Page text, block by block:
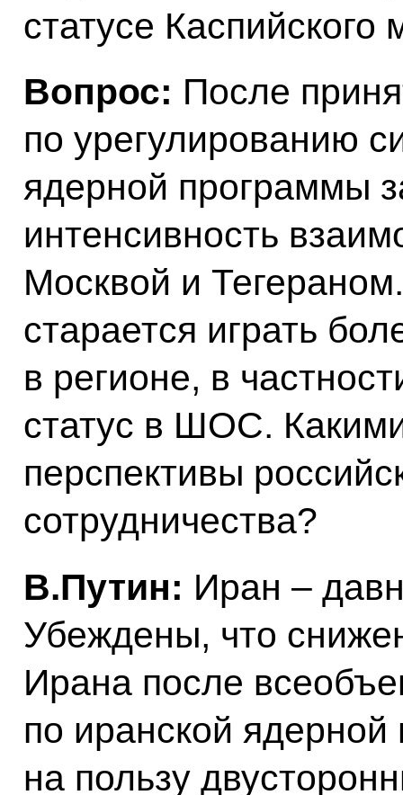
статусе Каспийского
Вопрос: После
по урегулированию
ядерной программы
интенсивность
Москвой и
старается играть
в регионе, в
статус в ШОС.
перспективы
сотрудничества?
В.Путин: Иран –
Убеждены, что
Ирана после
по иранской
на пользу